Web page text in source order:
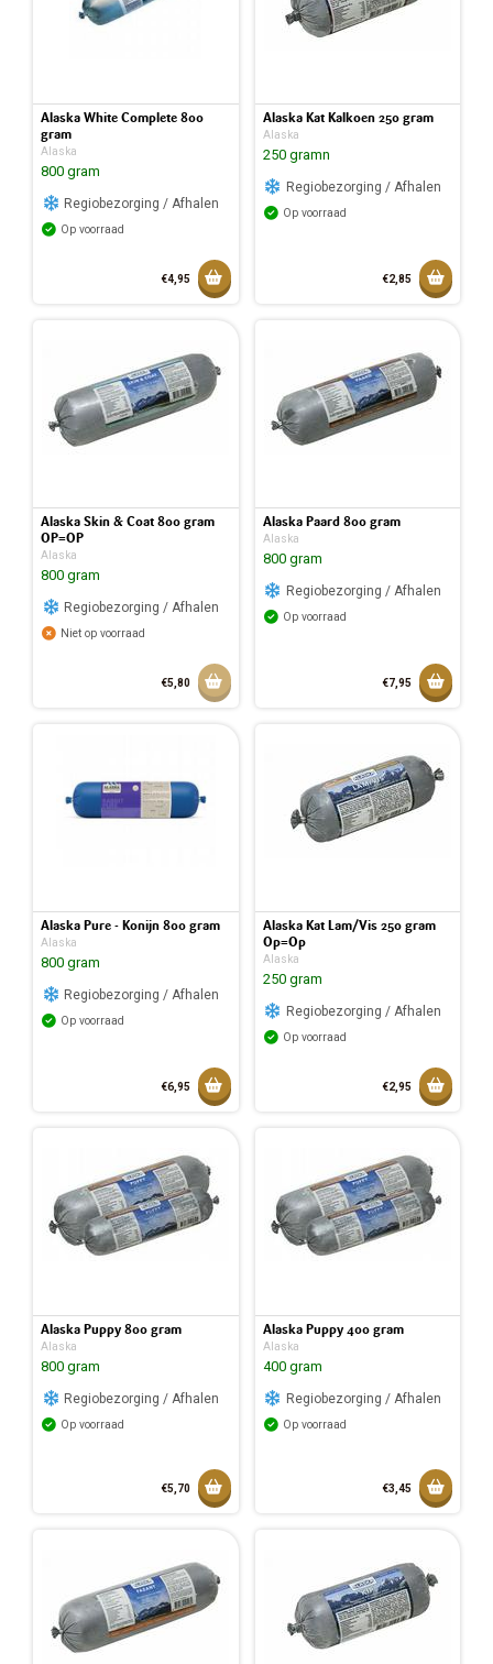
Alaska White Complete 800
gram
Alaska
800 gram
Regiobezorging / Afhalen
Op voorraad
€4,95 Toevoegen aan mandje
Alaska Kat Kalkoen 250 gram
Alaska
250 gramn
Regiobezorging / Afhalen
Op voorraad
€2,85
Alaska Skin & Coat 800 gram
OP=OP
Alaska
800 gram
Regiobezorging / Afhalen
Niet op voorraad
€5,80 Aan winkelmandje toevoegen
Alaska Paard 800 gram
Alaska
800 gram
Regiobezorging / Afhalen
Op voorraad
€7,95
Alaska Pure - Konijn 800 gram
Alaska
800 gram
Regiobezorging / Afhalen
Op voorraad
€6,95 Toevoegen aan mandje
Alaska Kat Lam/Vis 250 gram
Op=Op
Alaska
250 gram
Regiobezorging / Afhalen
Op voorraad
€2,95
Alaska Puppy 800 gram
Alaska
800 gram
Regiobezorging / Afhalen
Op voorraad
€5,70 Toevoegen aan mandje
Alaska Puppy 400 gram
Alaska
400 gram
Regiobezorging / Afhalen
Op voorraad
€3,45